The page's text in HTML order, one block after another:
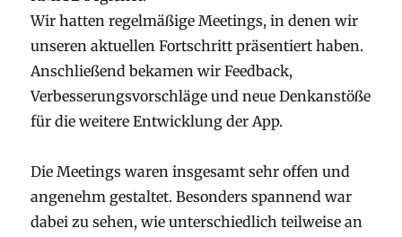
Wir hatten regelmäßige Meetings, in denen wir
unseren aktuellen Fortschritt präsentiert haben.
Anschließend bekamen wir Feedback,
Verbesserungsvorschläge und neue Denkanstöße
für die weitere Entwicklung der App.
Die Meetings waren insgesamt sehr offen und
angenehm gestaltet. Besonders spannend war
dabei zu sehen, wie unterschiedlich teilweise an